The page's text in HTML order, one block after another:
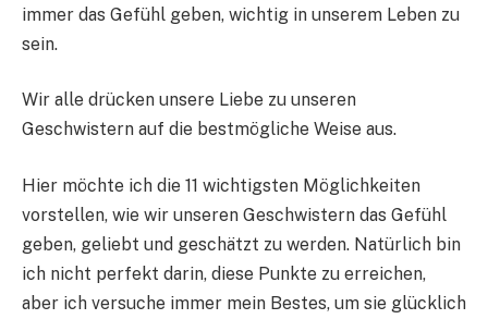
immer das Gefühl geben, wichtig in unserem Leben zu
sein.
Wir alle drücken unsere Liebe zu unseren
Geschwistern auf die bestmögliche Weise aus.
Hier möchte ich die 11 wichtigsten Möglichkeiten
vorstellen, wie wir unseren Geschwistern das Gefühl
geben, geliebt und geschätzt zu werden. Natürlich bin
ich nicht perfekt darin, diese Punkte zu erreichen,
aber ich versuche immer mein Bestes, um sie glücklich